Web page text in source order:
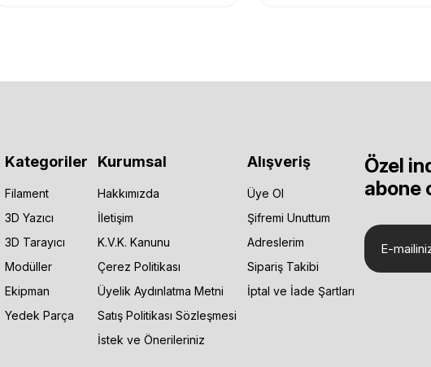
Kategoriler
Filament
3D Yazıcı
3D Tarayıcı
Modüller
Ekipman
Yedek Parça
Kurumsal
Hakkımızda
İletişim
K.V.K. Kanunu
Çerez Politikası
Üyelik Aydınlatma Metni
Satış Politikası Sözleşmesi
İstek ve Önerileriniz
Alışveriş
Üye Ol
Şifremi Unuttum
Adreslerim
Sipariş Takibi
İptal ve İade Şartları
Özel
abone